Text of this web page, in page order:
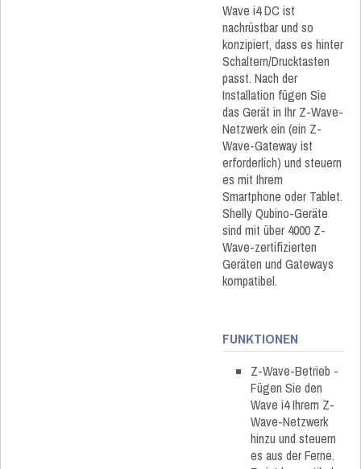
Wave i4 DC ist
nachrüstbar und so
konzipiert, dass es hinter
Schaltern/Drucktasten
passt. Nach der
Installation fügen Sie
das Gerät in Ihr Z-Wave-
Netzwerk ein (ein Z-
Wave-Gateway ist
erforderlich) und steuern
es mit Ihrem
Smartphone oder Tablet.
Shelly Qubino-Geräte
sind mit über 4000 Z-
Wave-zertifizierten
Geräten und Gateways
kompatibel.
FUNKTIONEN
Z-Wave-Betrieb -
Fügen Sie den
Wave i4 Ihrem Z-
Wave-Netzwerk
hinzu und steuern
es aus der Ferne.